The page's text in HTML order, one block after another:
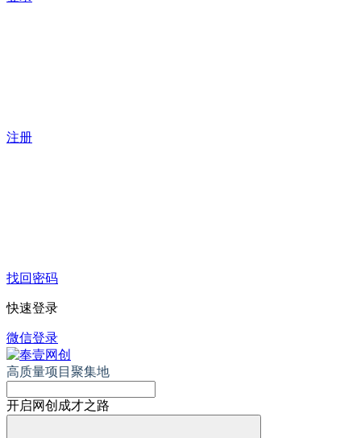
注册
找回密码
快速登录
微信登录
高质量项目聚集地
开启网创成才之路